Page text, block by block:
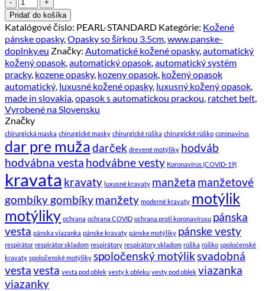
Pánsky
kožený
opasok
s
automatickou
prackou
PEARL
STANDARD
Pridať do košíka
Katalógové číslo: PEARL-STANDARD Kategórie: Kožené
pánske opasky, Opasky so šírkou 3.5cm www.panske-
doplnky.eu Značky: Automatické kožené opasky, automatický
kožený opasok automatický opasok automatický systém
pracky, kozene opasky, kozeny opasok kožený opasok
automatický luxusné kožené opasky, luxusný kožený opasok
made in slovakia opasok s automatickou prackou ratchet belt
Vyrobené na Slovensku
Značky
chirurgická maska chirurgické masky chirurgické rúška chirurgické rúško coronavirus
dar pre mužadarček drevené motýliky hodváb
hodvábna vesta hodvábne vesty Koronavírus (COVID-19)
kravata kravaty luxusné kravaty manžeta manžetové
gombíky gombíkymanžety moderné kravaty motýlik
motýliky ochrana ochrana COVID ochrana proti koronavírusu pánska
vesta pánska viazanka pánske kravaty pánske motýliky pánske vesty
respirátor respirátor skladom respirátory respirátory skladom rúška rúško spoloćenské
kravaty spoločenské motýliky spoločenský motýliksvadobná
vestavesta vesta pod oblek vesty k obleku vesty pod oblek viazanka
viazanky